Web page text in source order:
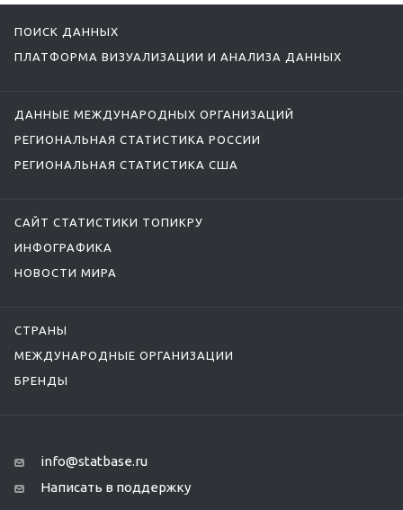
ПОИСК ДАННЫХ
ПЛАТФОРМА ВИЗУАЛИЗАЦИИ И АНАЛИЗА ДАННЫХ
ДАННЫЕ МЕЖДУНАРОДНЫХ ОРГАНИЗАЦИЙ
РЕГИОНАЛЬНАЯ СТАТИСТИКА РОССИИ
РЕГИОНАЛЬНАЯ СТАТИСТИКА США
САЙТ СТАТИСТИКИ ТОПИКРУ
ИНФОГРАФИКА
НОВОСТИ МИРА
СТРАНЫ
МЕЖДУНАРОДНЫЕ ОРГАНИЗАЦИИ
БРЕНДЫ
info@statbase.ru
Написать в поддержку